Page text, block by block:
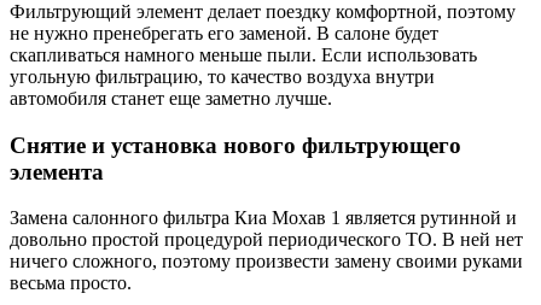
Фильтрующий элемент делает поездку комфортной, поэтому
не нужно пренебрегать его заменой. В салоне будет
скапливаться намного меньше пыли. Если использовать
угольную фильтрацию, то качество воздуха внутри
автомобиля станет еще заметно лучше.
Снятие и установка нового фильтрующего
элемента
Замена салонного фильтра Киа Мохав 1 является рутинной и
довольно простой процедурой периодического ТО. В ней нет
ничего сложного, поэтому произвести замену своими руками
весьма просто.